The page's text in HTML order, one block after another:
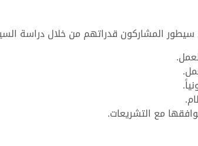
المشاركون قدراتهم من خلال دراسة
مع التشريعات.